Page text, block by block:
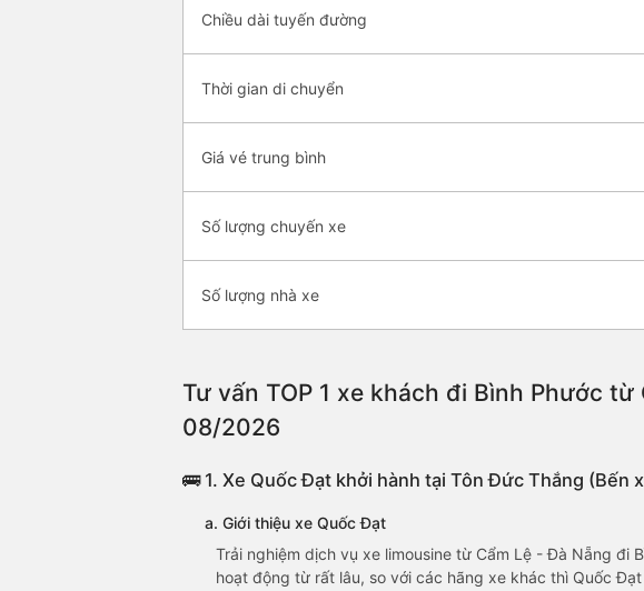
Chiều dài tuyến đường
Thời gian di chuyển
Giá vé trung bình
Số lượng chuyến xe
Số lượng nhà xe
Tư vấn TOP 1 xe khách đi Bình Phước
08/2026
🚌 1. Xe Quốc Đạt khởi hành tại Tôn Đức Thắng (Bến
a. Giới thiệu xe Quốc Đạt
Trải nghiệm dịch vụ xe limousine từ Cẩm Lệ - Đà Nẵng đi
hoạt động từ rất lâu, so với các hãng xe khác thì Quốc